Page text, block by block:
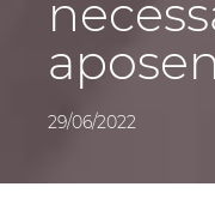
29/06/2022